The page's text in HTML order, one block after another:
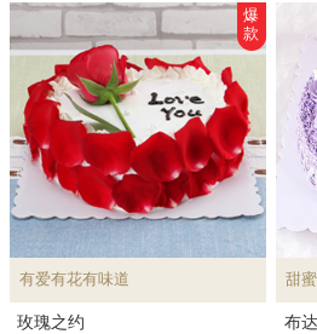
有爱有花有味道
爆
款
玫瑰之约
甜
布